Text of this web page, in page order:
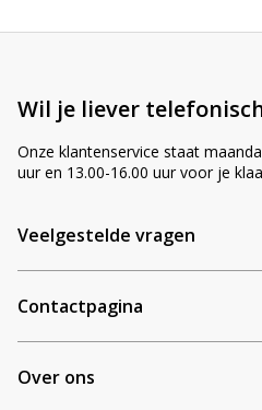
Wil je liever
Onze klantenservice staat
uur en 13.00-16.00 uur voor je
Veelgestelde vragen
Contactpagina
Over ons